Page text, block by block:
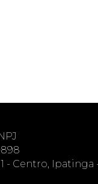
- Centro, Ipatinga